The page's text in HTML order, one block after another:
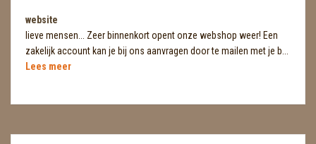
BROEKZAKSTENEN
CADEAUBONNEN
DIERTJES
DIVERSE
website
lieve mensen... Zeer binnenkort opent onze webshop weer! Een
zakelijk account kan je bij ons aanvragen door te mailen met je b...
Lees meer